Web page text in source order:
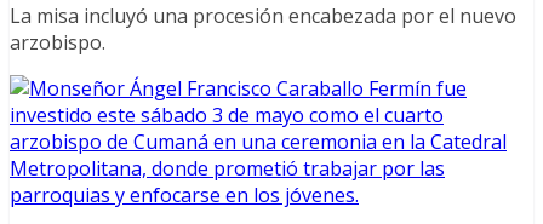
La misa incluyó una procesión encabezada por el nuevo
arzobispo.